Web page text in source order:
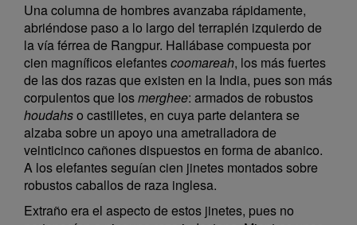
Una columna de hombres avanzaba rápidamente,
abriéndose paso a lo largo del terraplén izquierdo de
la vía férrea de Rangpur. Hallábase compuesta por
cien magníficos elefantescoomareah, los más fuertes
de las dos razas que existen en la India, pues son más
corpulentos que losmerghee: armados de robustos
houdahso castilletes, en cuya parte delantera se
alzaba sobre un apoyo una ametralladora de
veinticinco cañones dispuestos en forma de abanico.
A los elefantes seguían cien jinetes montados sobre
robustos caballos de raza inglesa.
Extraño era el aspecto de estos jinetes, pues no